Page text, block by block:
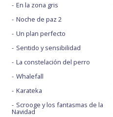
En la zona gris
Noche de paz 2
Un plan perfecto
Sentido y sensibilidad
La constelación del perro
Whalefall
Karateka
Scrooge y los fantasmas de la
Navidad